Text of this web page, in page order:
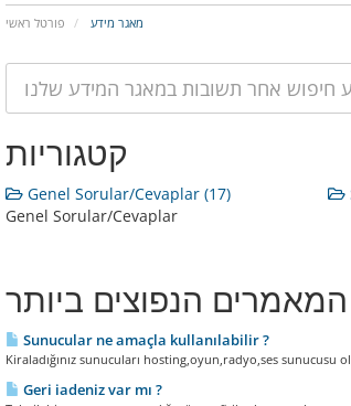
פורטל ראשי מאגר מידע
קטגוריות
Genel Sorular/Cevaplar (17)
Genel Sorular/Cevaplar
המאמרים הנפוצים ביותר
Sunucular ne amaçla kullanılabilir ?
Kiraladığınız sunucuları hosting,oyun,radyo,ses sunucusu
Geri iadeniz var mı ?